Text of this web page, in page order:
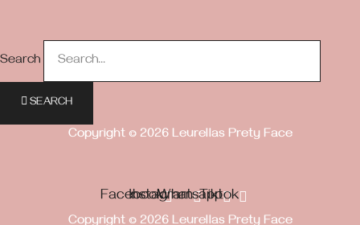
Search
SEARCH
Copyright © 2026 Leurellas Prety Face
Facebook
Instagram
Whatsapp
Tiktok
Copyright © 2026 Leurellas Prety Face